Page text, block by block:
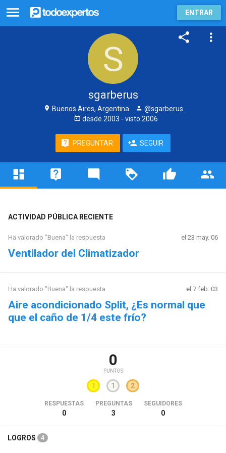
ENTRAR
sgarberus
Buenos Aires, Argentina
@sgarberus
desde 2003 - visto 2006
PREGUNTAR SEGUIR
ACTIVIDAD PÚBLICA RECIENTE
Ha valorado "Buena" la respuesta el 23 may. 06
Ventilador del Climatizador
Ha valorado "Buena" la respuesta el 7 feb. 03
Aire acondicionado Split, ¿Es normal que
que el caño de 1/4 este frío?
0
PUNTOS
1 1 2
RESPUESTAS
0
PREGUNTAS
3
SEGUIDORES
0
LOGROS 4